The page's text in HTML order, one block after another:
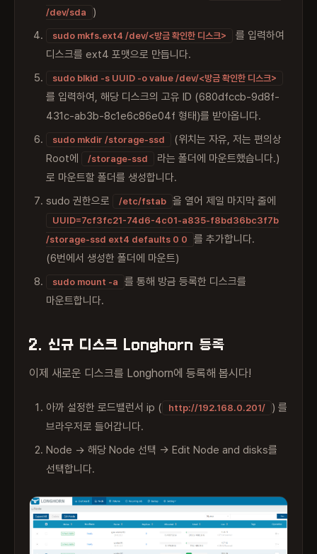
/dev/sda
)
sudo mkfs.ext4 /dev/<방금 확인한 디스크>
를 입력하여
디스크를 ext4 포맷으로 만듭니다.
sudo blkid -s UUID -o value /dev/<방금 확인한 디스크>
를 입력하여, 해당 디스크의 고유 ID (680dfccb-9d8f-
431c-ab3b-8c1e6c86e04f 형태)를 받아옵니다.
sudo mkdir /storage-ssd
(위치는 자유, 저는 편의상
Root에
/storage-ssd
라는 폴더에 마운트했습니다.)
로 마운트할 폴더를 생성합니다.
sudo 권한으로
/etc/fstab 을 열어 제일 마지막 줄에
UUID=7cf3fc21-74d6-4c01-a835-f8bd36bc3f7b
/storage-ssd ext4 defaults 0 0
를 추가합니다.
(6번에서 생성한 폴더에 마운트)
sudo mount -a
를 통해 방금 등록한 디스크를
마운트합니다.
2. 신규 디스크 Longhorn 등록
이제 새로운 디스크를 Longhorn에 등록해 봅시다!
아까 설정한 로드밸런서 ip ( http://192.168.0.201/
) 를
브라우저로 들어갑니다.
Node -> 해당 Node 선택 -> Edit Node and disks를
선택합니다.